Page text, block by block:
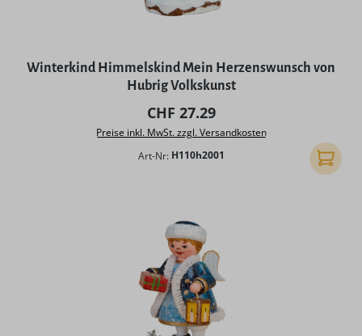
Winterkind Himmelskind Mein Herzenswunsch von
Hubrig Volkskunst
Regulärer Preis:
CHF 27.29
Preise inkl. MwSt. zzgl. Versandkosten
Art-Nr: H110h2001 In den